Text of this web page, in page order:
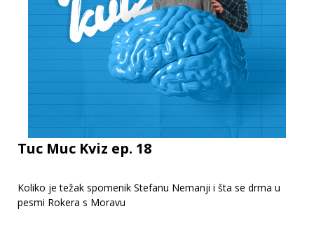
Tuc Muc Kviz ep. 18
Koliko je težak spomenik Stefanu Nemanji i šta se drma u
pesmi Rokera s Moravu